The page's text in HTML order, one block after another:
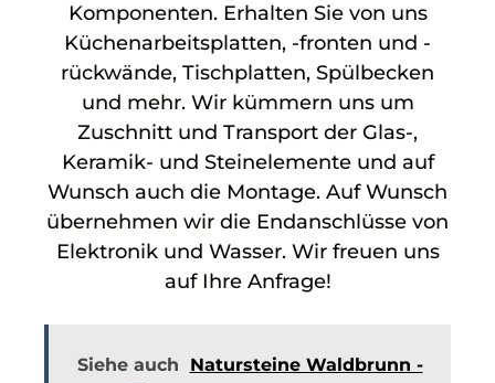
Komponenten. Erhalten Sie von uns
Küchenarbeitsplatten, -fronten und -
rückwände, Tischplatten, Spülbecken
und mehr. Wir kümmern uns um
Zuschnitt und Transport der Glas-,
Keramik- und Steinelemente und auf
Wunsch auch die Montage. Auf Wunsch
übernehmen wir die Endanschlüsse von
Elektronik und Wasser. Wir freuen uns
auf Ihre Anfrage!
Siehe auch
Natursteine Waldbrunn -